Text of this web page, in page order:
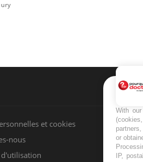
et cookies
nous
With
or
IP,